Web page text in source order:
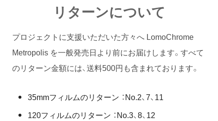
リターンについて
プロジェクトに支援いただいた方々へ LomoChrome
Metropolis を一般発売日より前にお届けします。すべて
のリターン金額には、送料500円も含まれております。
35mmフィルムのリターン ：No.2、7、11
120フィルムのリターン ：No.3、8、12